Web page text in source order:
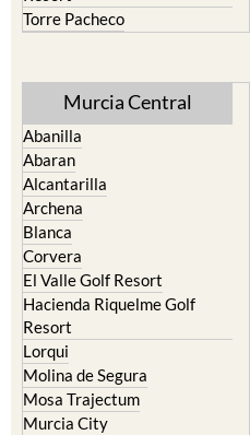
Torre Pacheco
Murcia Central
Abanilla
Abaran
Alcantarilla
Archena
Blanca
Corvera
El Valle Golf Resort
Hacienda Riquelme Golf
Resort
Lorqui
Molina de Segura
Mosa Trajectum
Murcia City